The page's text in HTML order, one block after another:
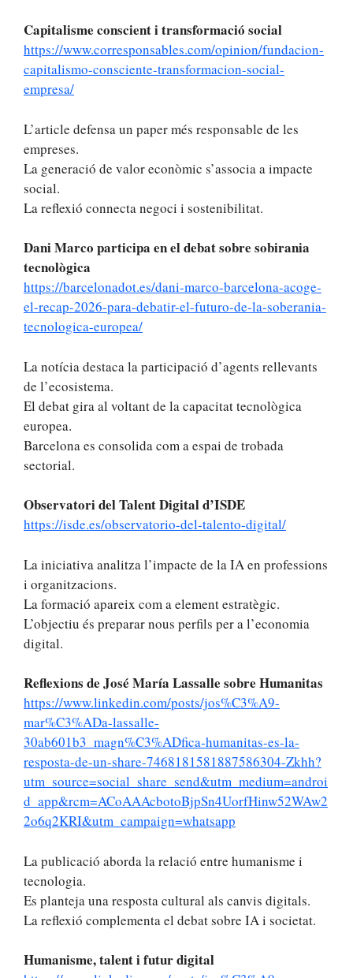
Capitalisme conscient i transformació social
https://www.corresponsables.com/opinion/fundacion-
capitalismo-consciente-transformacion-social-
empresa/
L’article defensa un paper més responsable de les
empreses.
La generació de valor econòmic s’associa a impacte
social.
La reflexió connecta negoci i sostenibilitat.
Dani Marco participa en el debat sobre sobirania
tecnològica
https://barcelonadot.es/dani-marco-barcelona-acoge-
el-recap-2026-para-debatir-el-futuro-de-la-soberania-
tecnologica-europea/
La notícia destaca la participació d’agents rellevants
de l’ecosistema.
El debat gira al voltant de la capacitat tecnològica
europea.
Barcelona es consolida com a espai de trobada
sectorial.
Observatori del Talent Digital d’ISDE
https://isde.es/observatorio-del-talento-digital/
La iniciativa analitza l’impacte de la IA en professions
i organitzacions.
La formació apareix com a element estratègic.
L’objectiu és preparar nous perfils per a l’economia
digital.
Reflexions de José María Lassalle sobre Humanitas
https://www.linkedin.com/posts/jos%C3%A9-
mar%C3%ADa-lassalle-
30ab601b3_magn%C3%ADfica-humanitas-es-la-
resposta-de-un-share-7468181581887586304-Zkhh?
utm_source=social_share_send&utm_medium=androi
d_app&rcm=ACoAAAcbotoBjpSn4UorfHinw52WAw2
2o6q2KRI&utm_campaign=whatsapp
La publicació aborda la relació entre humanisme i
tecnologia.
Es planteja una resposta cultural als canvis digitals.
La reflexió complementa el debat sobre IA i societat.
Humanisme, talent i futur digital